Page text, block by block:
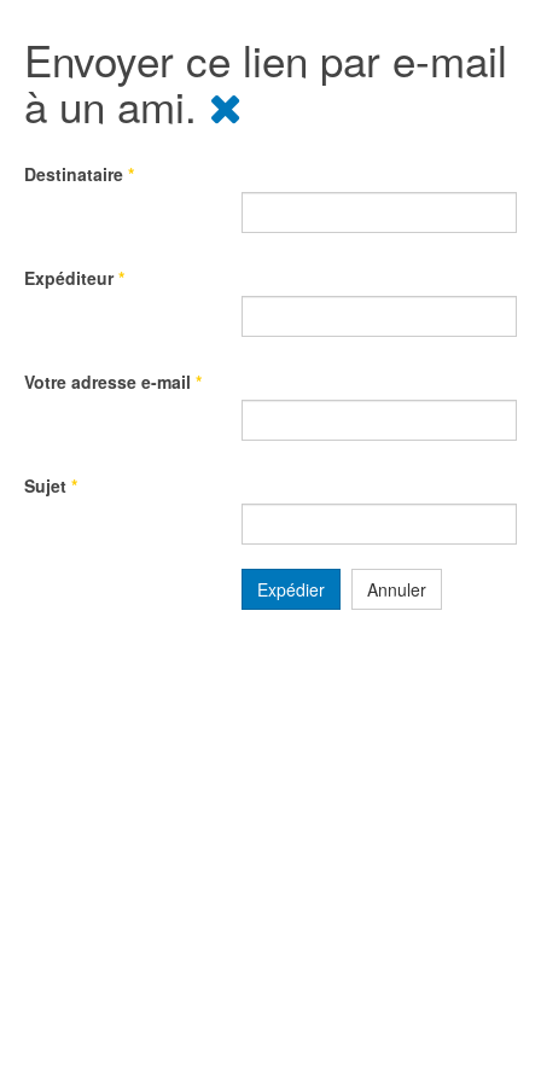
Envoyer ce lien par e-mail
à un ami.
Destinataire *
Expéditeur*
Votre adresse e-mail *
Sujet *
Expédier Annuler